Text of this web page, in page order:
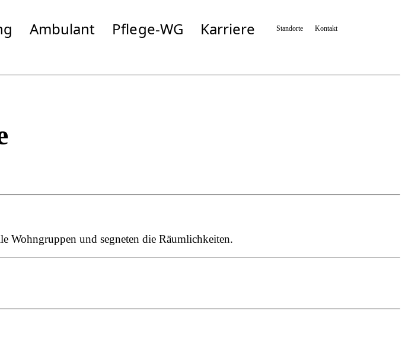
Ambulant Pflege-WG Karriere Standorte Kontakt
Wohngruppen und segneten die Räumlichkeiten.